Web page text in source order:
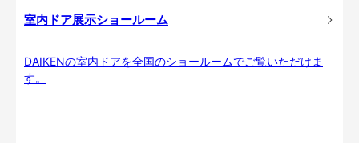
室内ドア展示ショールーム
DAIKENの室内ドアを全国のショールームでご覧いただけま
す。